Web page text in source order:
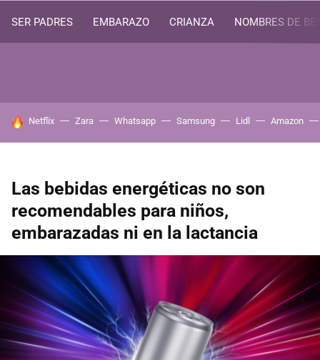
SER PADRES EMBARAZO CRIANZA NOMBRES DE
HOY SE HABLA DE
Netflix Zara Whatsapp Samsung Lidl Amazon
Las bebidas energéticas no son
recomendables para niños,
embarazadas ni en la lactancia